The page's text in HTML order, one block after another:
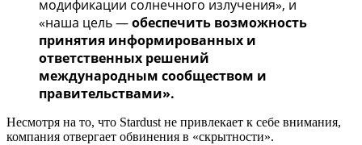
модификации солнечного излучения», и
«наша цель —обеспечить возможность
принятия информированных и
ответственных решений
международным сообществом и
правительствами».
Несмотря на то, что Stardust не привлекает к себе внимания,
компания отвергает обвинения в «скрытности».